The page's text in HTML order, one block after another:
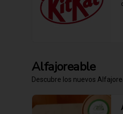
Alfajoreable
Descubre los nuevos